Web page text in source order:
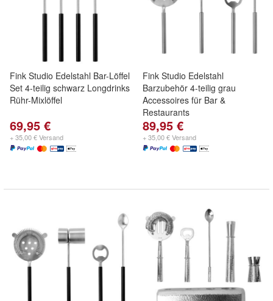
Fink Studio Edelstahl Bar-Löffel
Set 4-teilig schwarz Longdrinks
Rühr-Mixlöffel
69,95 €
+ 35,00 € Versand
Fink Studio Edelstahl
Barzubehör 4-teilig grau
Accessoires für Bar &
Restaurants
89,95 €
+ 35,00 € Versand